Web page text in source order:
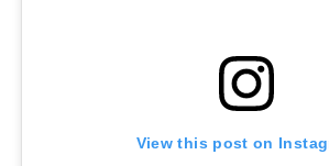
View this post on